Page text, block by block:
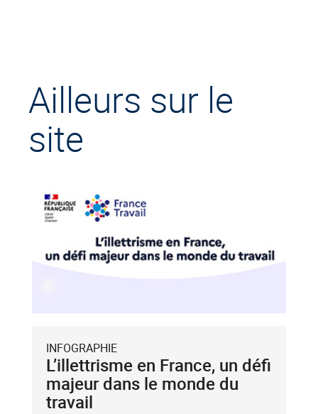
Ailleurs sur le
site
INFOGRAPHIE
L’illettrisme en France, un défi
majeur dans le monde du
travail